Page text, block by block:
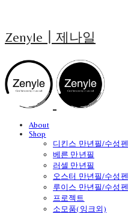
Zenyle┃제나일
About
Shop
디킨스 만년필/수성펜
베른 만년필
러셀 만년필
오스터 만년필/수성펜
루이스 만년필/수성펜
프로젝트
소모품(잉크외)